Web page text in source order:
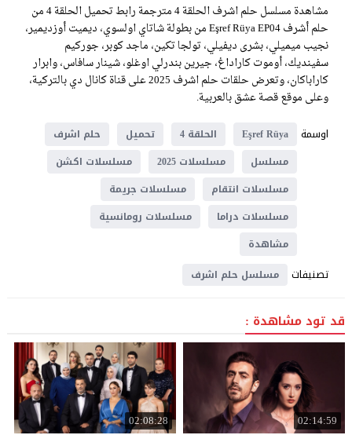
مشاهدة مسلسل حلم اشرف الحلقة 4 مترجمة رابط تحميل الحلقة 4 من
حلم أشرف Eşref Rüya EP04 من بطولة شاتاي اولسوي، ديميت أوزديمير،
نجيب ميميلي، بشرى ديفيلي، تولجا تكين، ماجد كوبر، جوركيم
سفينديك، أوموت كاراداغ، جيرين بندرلي اوغلو، شينار سافاس، وابرار
كاراباكان، وتعرض حلقات حلم اشرف 2025 على قناة كانال دي بالتركية،
وعلى موقع قصة عشق بالعربية.
اوسمة
Eşref Rüya الحلقة 4 تحميل
حلم اشرف
مسلسل
مسلسلات 2025
مسلسلات اكشن
مسلسلات انتقام
مسلسلات جريمة
مسلسلات دراما
مسلسلات رومانسية
مشاهدة
تصنيفات مسلسل حلم اشرف
قد تود مشاهدة :
02:14:59
02:08:28